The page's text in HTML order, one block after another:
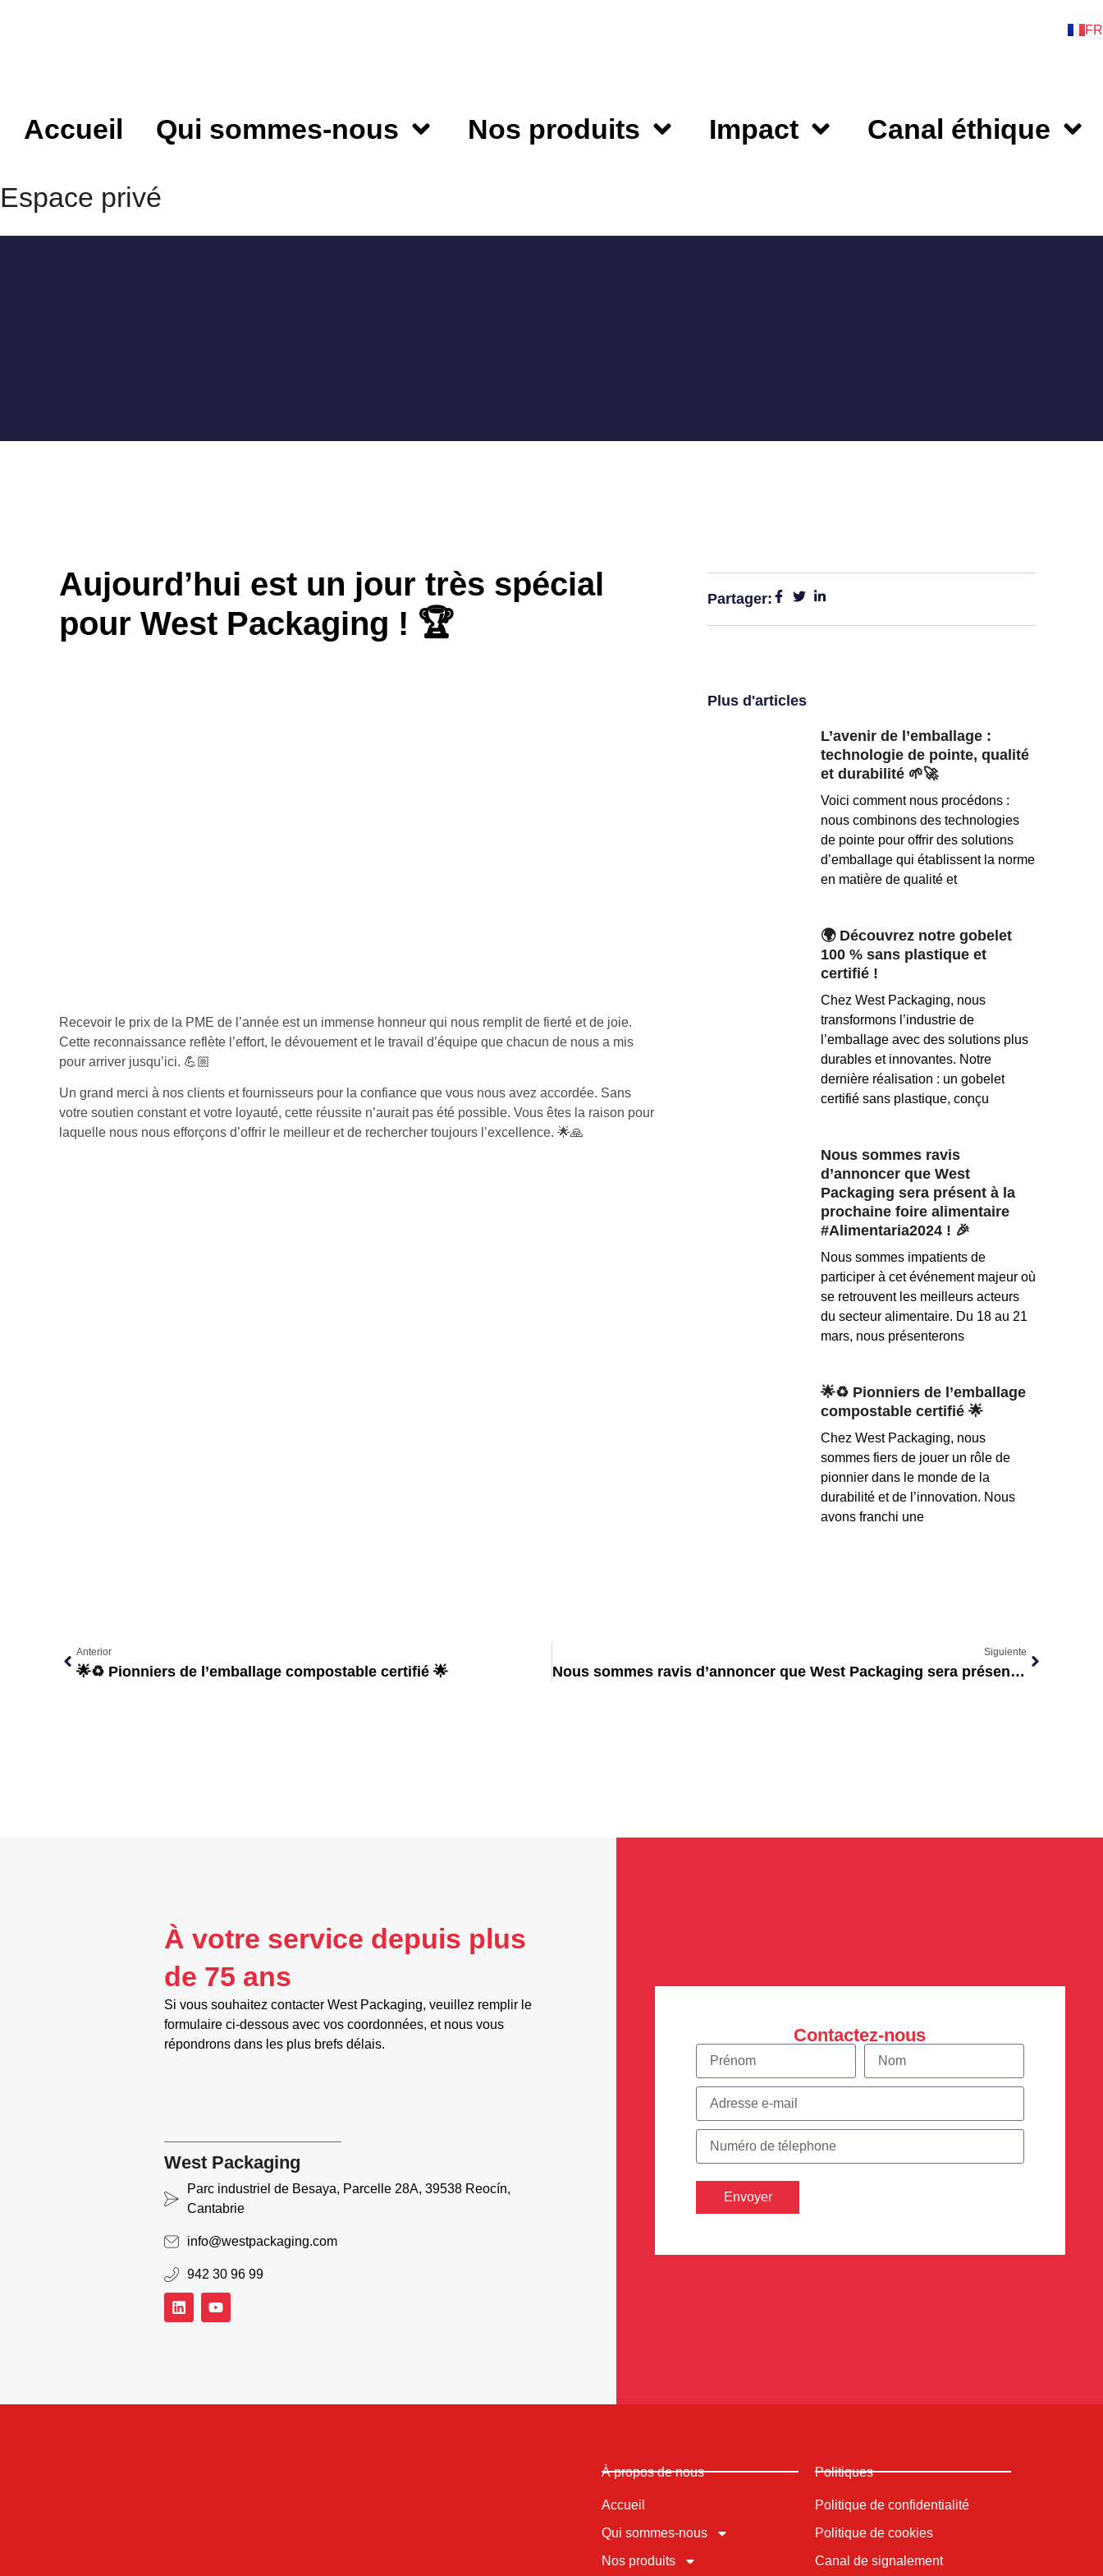
FR
EN
Accueil Qui sommes-nous Nos produits Impact Canal éthique
Espace privé
Aujourd’hui est un jour très spécial
pour West Packaging ! 🏆
Recevoir le prix de la PME de l’année est un immense honneur qui nous remplit de fierté et de joie.
Cette reconnaissance reflète l’effort, le dévouement et le travail d’équipe que chacun de nous a mis
pour arriver jusqu’ici. 💪🏼
Un grand merci à nos clients et fournisseurs pour la confiance que vous nous avez accordée. Sans
votre soutien constant et votre loyauté, cette réussite n’aurait pas été possible. Vous êtes la raison pour
laquelle nous nous efforçons d’offrir le meilleur et de rechercher toujours l’excellence. 🌟🙏
Partager:
Plus d'articles
L’avenir de l’emballage :
technologie de pointe, qualité
et durabilité 🌱🚀
Voici comment nous procédons :
nous combinons des technologies
de pointe pour offrir des solutions
d’emballage qui établissent la norme
en matière de qualité et
🌍 Découvrez notre gobelet
100 % sans plastique et
certifié !
Chez West Packaging, nous
transformons l’industrie de
l’emballage avec des solutions plus
durables et innovantes. Notre
dernière réalisation : un gobelet
certifié sans plastique, conçu
Nous sommes ravis
d’annoncer que West
Packaging sera présent à la
prochaine foire alimentaire
#Alimentaria2024 ! 🎉
Nous sommes impatients de
participer à cet événement majeur où
se retrouvent les meilleurs acteurs
du secteur alimentaire. Du 18 au 21
mars, nous présenterons
🌟♻️ Pionniers de l’emballage
compostable certifié 🌟
Chez West Packaging, nous
sommes fiers de jouer un rôle de
pionnier dans le monde de la
durabilité et de l’innovation. Nous
avons franchi une
Anterior
🌟♻️ Pionniers de l’emballage compostable certifié 🌟
Siguiente
Nous sommes ravis d’annoncer que West Packaging sera présent à la prochaine foire alimentaire #Alimentaria2024 ! 🎉
À votre service depuis plus
de 75 ans
Si vous souhaitez contacter West Packaging, veuillez remplir le
formulaire ci-dessous avec vos coordonnées, et nous vous
répondrons dans les plus brefs délais.
West Packaging
Parc industriel de Besaya, Parcelle 28A, 39538 Reocín,
Cantabrie
info@westpackaging.com
942 30 96 99
Contactez-nous
Envoyer
À propos de nous
Accueil
Qui sommes-nous
Nos produits
Politiques
Politique de confidentialité
Politique de cookies
Canal de signalement